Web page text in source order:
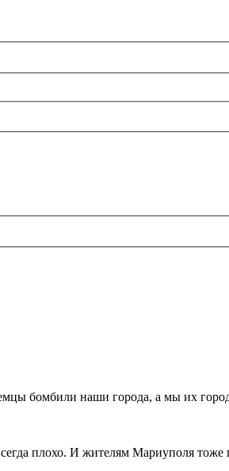
бомбили наши города, а мы их
плохо. И жителям Мариуполя тоже